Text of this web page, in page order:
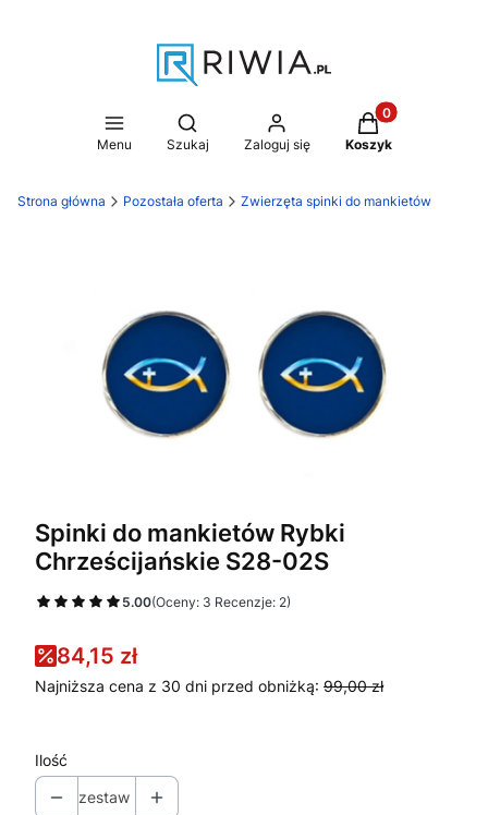
Menu
Otwórz wyszukiwarkę
Szukaj Zaloguj się
Produkty w
Koszyk
Strona główna Pozostała oferta Zwierzęta spinki do mankietów
Spinki do mankietów Rybki
Chrześcijańskie S28-02S
5.00(Oceny: 3 Recenzje: 2)
84,15 zł
Najniższa cena z 30 dni przed obniżką: 99,00 zł
Ilość
zestaw